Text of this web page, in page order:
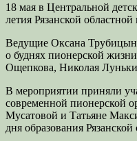
18 мая в Центральной
летия Рязанской
Ведущие Оксана
о буднях пионерской
Ощепкова, Николая
В мероприятии приняли
современной пионерской
Мусатовой и Татьяне
дня образования